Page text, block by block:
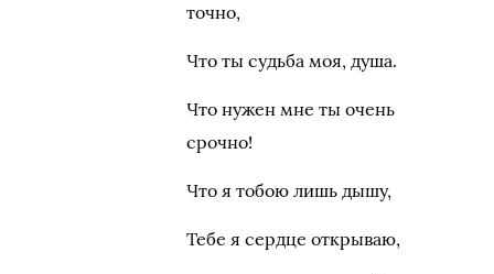
точно,
Что ты судьба моя, душа.
Что нужен мне ты очень
срочно!
Что я тобою лишь дышу,
Тебе я сердце открываю,